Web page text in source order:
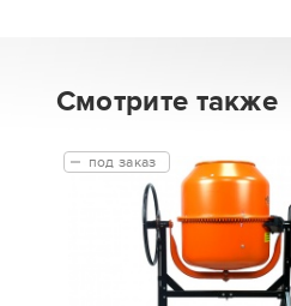
Смотрите также
под заказ